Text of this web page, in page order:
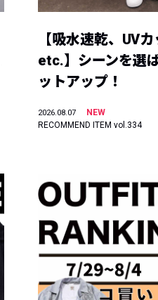
【吸水速乾、UV
etc.】シーンを選
ットアップ！
2026.08.07
NEW
RECOMMEND ITEM vol.334